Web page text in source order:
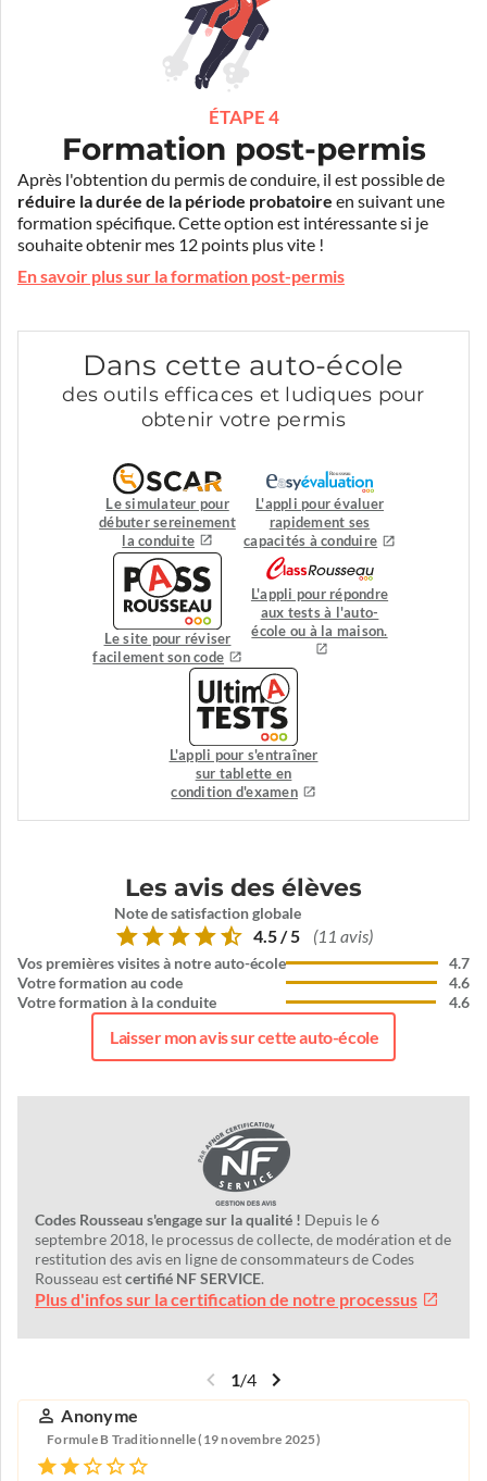
ÉTAPE 4
Formation post-permis
Après l'obtention du permis de conduire, il est possible de
réduire la durée de la période probatoire en suivant une
formation spécifique. Cette option est intéressante si je
souhaite obtenir mes 12 points plus vite !
En savoir plus sur la formation post-permis
Dans cette auto-école
des outils efficaces et ludiques pour
obtenir votre permis
Le simulateur pour
débuter sereinement
la conduite
L'appli pour évaluer
rapidement ses
capacités à conduire
Le site pour réviser
facilement son code
L'appli pour répondre
aux tests à l'auto-
école ou à la maison.
L'appli pour s'entraîner
sur tablette en
condition d'examen
Les avis des élèves
Note de satisfaction globale
4.5 / 5 (11 avis)
Vos premières visites à notre auto-école
Votre formation au code
Votre formation à la conduite
4.7
4.6
4.6
Laisser mon avis sur cette auto-école
Codes Rousseau s'engage sur la qualité ! Depuis le 6
septembre 2018, le processus de collecte, de modération et de
restitution des avis en ligne de consommateurs de Codes
Rousseau estcertifié NF SERVICE.
Plus d'infos sur la certification de notre processus
1/4
Anonyme
Formule B Traditionnelle (19 novembre 2025)